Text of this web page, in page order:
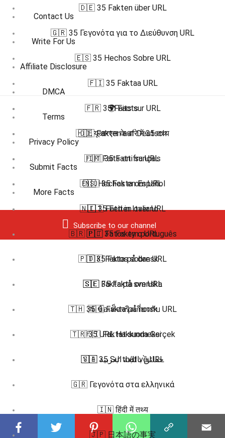
Contact Us
Write For Us
Affiliate Disclosure
DMCA
Terms
Privacy Policy
Submit Facts
More Facts
Subscribe to our channel
🇩🇪 35 Fakten über URL
🇬🇷 35 Γεγονότα για το Διεύθυνση URL
🇪🇸 35 Hechos Sobre URL
🇫🇮 35 Faktaa URL
🇫🇷 35 Faits sur URL
🇭🇮 यूआरएल के बारे में 35 तथ्य
🇮🇹 35 Fatti su URL
🇳🇴 35 Fakta om URL
🇳🇱 35 Feiten over URL
🇵🇱 35 Fakty o URL
🇵🇹 35 Fatos sobre URL
🇸🇪 35 Fakta om URL
🇹🇭 35 ข้อเท็จจริงเกี่ยวกับ URL
🇹🇷 35 URL Hakkında Gerçek
🇻🇮 35 Sự thật về URL
🌍 Facts
🇩🇪 Fakten auf Deutsch
🇫🇷 Faits en français
🇪🇸 Hechos en Español
🇮🇹 Fatti in Italiano
🇧🇷 🇵🇹 Fatos em português
🇩🇰 Fakta på dansk
🇸🇪 Fakta på svenska
🇳🇴 Fakta på norsk
🇫🇮 Faktat suomeksi
🇸🇦 حقائق باللغة العربية
🇬🇷 Γεγονότα στα ελληνικά
🇮🇳 हिंदी में तथ्य
🇯🇵 日本語の事実